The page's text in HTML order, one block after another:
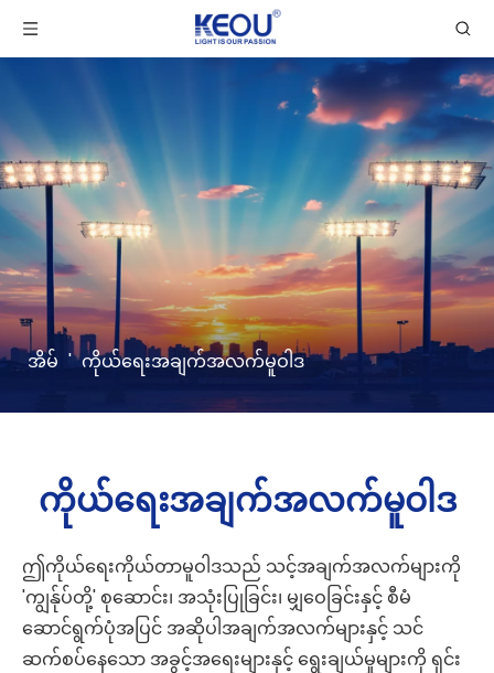
အိမ် ' ကိုယ်ရေးအချက်အလက်မူဝါဒ
ကိုယ်ရေးအချက်အလက်မူဝါဒ
ဤကိုယ်ရေးကိုယ်တာမူဝါဒသည် သင့်အချက်အလက်များကို
'ကျွန်ုပ်တို့' စုဆောင်း၊ အသုံးပြုခြင်း၊ မျှဝေခြင်းနှင့် စီမံ
ဆောင်ရွက်ပုံအပြင် အဆိုပါအချက်အလက်များနှင့် သင်
ဆက်စပ်နေသော အခွင့်အရေးများနှင့် ရွေးချယ်မှုများကို ရှင်း